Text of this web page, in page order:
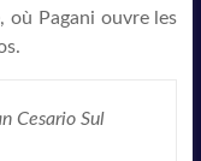
où Pagani ouvre les
Cesario Sul